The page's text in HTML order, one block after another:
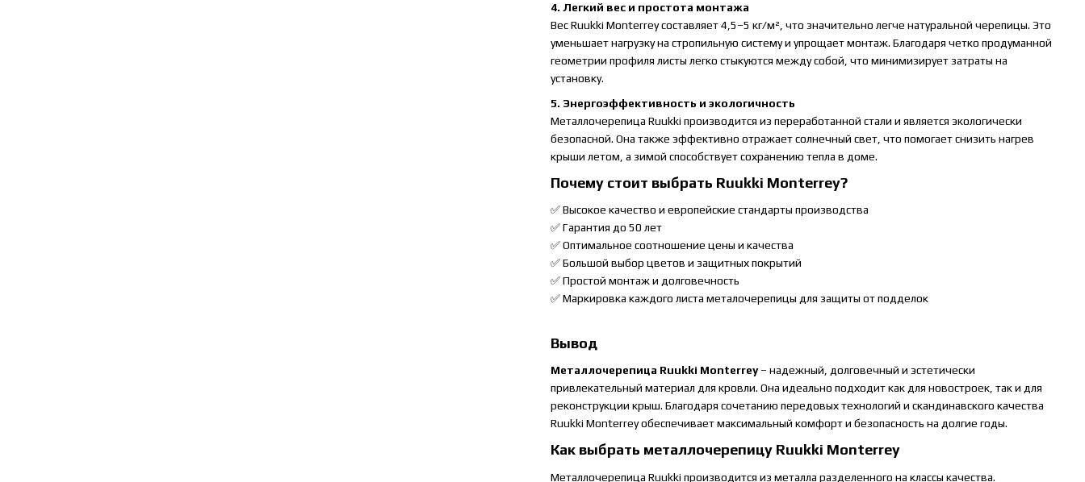
4. Легкий вес и простота монтажа
Вес Ruukki Monterrey составляет 4,5–5 кг/м², что значительно легче натуральной черепицы. Это
уменьшает нагрузку на стропильную систему и упрощает монтаж. Благодаря четко продуманной
геометрии профиля листы легко стыкуются между собой, что минимизирует затраты на
установку.
5. Энергоэффективность и экологичность
Металлочерепица Ruukki производится из переработанной стали и является экологически
безопасной. Она также эффективно отражает солнечный свет, что помогает снизить нагрев
крыши летом, а зимой способствует сохранению тепла в доме.
Почему стоит выбрать Ruukki Monterrey?
✅ Высокое качество и европейские стандарты производства
✅ Гарантия до 50 лет
✅ Оптимальное соотношение цены и качества
✅ Большой выбор цветов и защитных покрытий
✅ Простой монтаж и долговечность
✅ Маркировка каждого листа металочерепицы для защиты от подделок
Вывод
Металлочерепица Ruukki Monterrey– надежный, долговечный и эстетически
привлекательный материал для кровли. Она идеально подходит как для новостроек, так и для
реконструкции крыш. Благодаря сочетанию передовых технологий и скандинавского качества
Ruukki Monterrey обеспечивает максимальный комфорт и безопасность на долгие годы.
Как выбрать металлочерепицу Ruukki Monterrey
Металлочерепица Ruukki производится из металла разделенного на классы качества.